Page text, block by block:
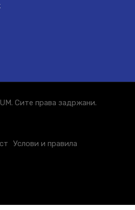
Сите права задржани.
Услови и правила